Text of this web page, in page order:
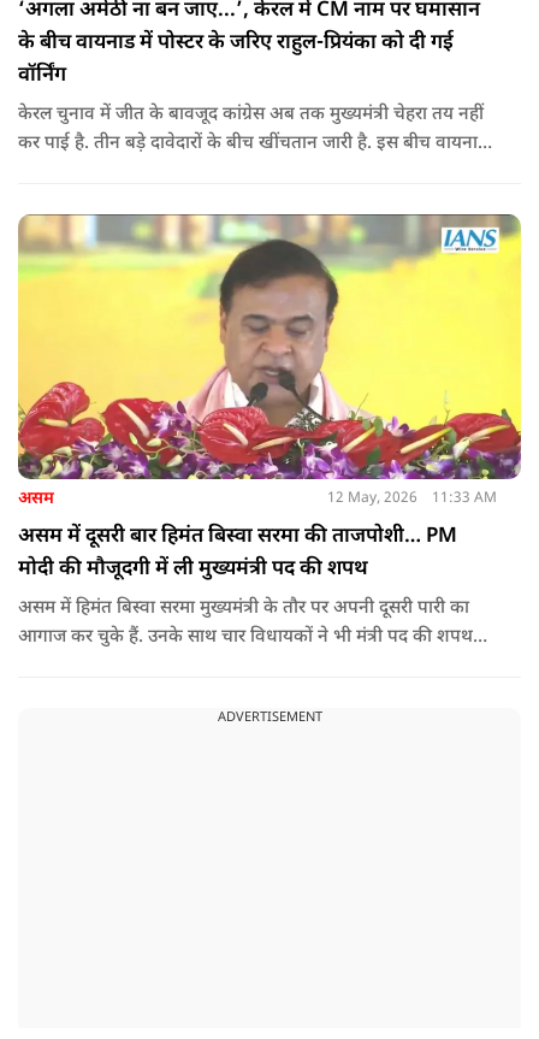
‘अगला अमेठी ना बन जाए...’, केरल में CM नाम पर घमासान
के बीच वायनाड में पोस्टर के जरिए राहुल-प्रियंका को दी गई
वॉर्निंग
केरल चुनाव में जीत के बावजूद कांग्रेस अब तक मुख्यमंत्री चेहरा तय नहीं
कर पाई है. तीन बड़े दावेदारों के बीच खींचतान जारी है. इस बीच वायनाड
असम 12 May, 2026 11:33 AM
असम में दूसरी बार हिमंत बिस्वा सरमा की ताजपोशी… PM
मोदी की मौजूदगी में ली मुख्यमंत्री पद की शपथ
असम में हिमंत बिस्वा सरमा मुख्यमंत्री के तौर पर अपनी दूसरी पारी का
आगाज कर चुके हैं. उनके साथ चार विधायकों ने भी मंत्री पद की शपथ
ADVERTISEMENT